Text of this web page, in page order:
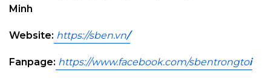
Minh
Website: https://sben.vn/
Fanpage: https://www.facebook.com/sbentrongtoi